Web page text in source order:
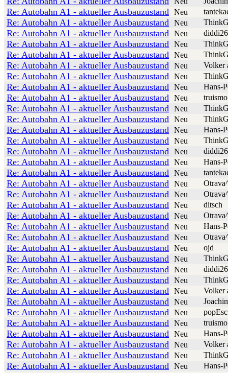
Re: Autobahn A1 - aktueller Ausbauzustand Neu
Re: Autobahn A1 - aktueller Ausbauzustand Neu
Re: Autobahn A1 - aktueller Ausbauzustand Neu diddi26
Re: Autobahn A1 - aktueller Ausbauzustand Neu
Re: Autobahn A1 - aktueller Ausbauzustand Neu
Re: Autobahn A1 - aktueller Ausbauzustand Neu Volker
Re: Autobahn A1 - aktueller Ausbauzustand Neu
Re: Autobahn A1 - aktueller Ausbauzustand Neu Hans-
Re: Autobahn A1 - aktueller Ausbauzustand Neu truismo
Re: Autobahn A1 - aktueller Ausbauzustand Neu
Re: Autobahn A1 - aktueller Ausbauzustand Neu
Re: Autobahn A1 - aktueller Ausbauzustand Neu Hans-
Re: Autobahn A1 - aktueller Ausbauzustand Neu
Re: Autobahn A1 - aktueller Ausbauzustand Neu diddi26
Re: Autobahn A1 - aktueller Ausbauzustand Neu Hans-
Re: Autobahn A1 - aktueller Ausbauzustand Neu
Re: Autobahn A1 - aktueller Ausbauzustand Neu
Re: Autobahn A1 - aktueller Ausbauzustand Neu
Re: Autobahn A1 - aktueller Ausbauzustand Neu ditsch
Re: Autobahn A1 - aktueller Ausbauzustand Neu
Re: Autobahn A1 - aktueller Ausbauzustand Neu Hans-
Re: Autobahn A1 - aktueller Ausbauzustand Neu
Re: Autobahn A1 - aktueller Ausbauzustand Neu ojd
Re: Autobahn A1 - aktueller Ausbauzustand Neu
Re: Autobahn A1 - aktueller Ausbauzustand Neu diddi26
Re: Autobahn A1 - aktueller Ausbauzustand Neu
Re: Autobahn A1 - aktueller Ausbauzustand Neu Volker
Re: Autobahn A1 - aktueller Ausbauzustand Neu
Re: Autobahn A1 - aktueller Ausbauzustand Neu
Re: Autobahn A1 - aktueller Ausbauzustand Neu truismo
Re: Autobahn A1 - aktueller Ausbauzustand Neu Hans-
Re: Autobahn A1 - aktueller Ausbauzustand Neu Volker
Re: Autobahn A1 - aktueller Ausbauzustand Neu
Re: Autobahn A1 - aktueller Ausbauzustand Neu Hans-